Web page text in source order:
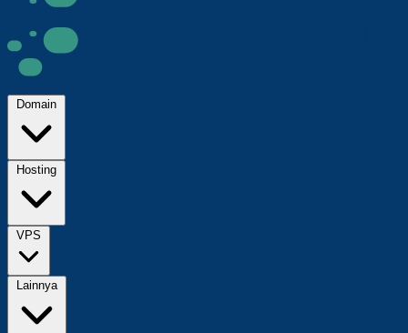
Domain
Hosting
VPS
Lainnya